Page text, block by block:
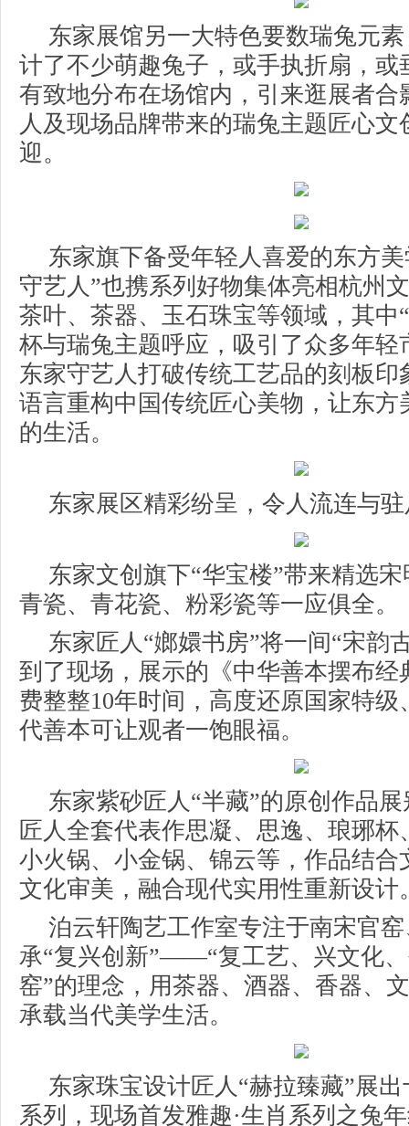
东家展馆另一大特色要数瑞兔元
计了不少萌趣兔子，或手执折扇，或
有致地分布在场馆内，引来逛展者合
人及现场品牌带来的瑞兔主题匠心文
迎。
东家旗下备受年轻人喜爱的东方
守艺人”也携系列好物集体亮相杭州
茶叶、茶器、玉石珠宝等领域，其中
杯与瑞兔主题呼应，吸引了众多年轻
东家守艺人打破传统工艺品的刻板印
语言重构中国传统匠心美物，让东方
的生活。
东家展区精彩纷呈，令人流连与
东家文创旗下“华宝楼”带来精选
青瓷、青花瓷、粉彩瓷等一应俱全。
东家匠人“嫏嬛书房”将一间“宋韵
到了现场，展示的《中华善本摆布经
费整整10年时间，高度还原国家特级
代善本可让观者一饱眼福。
东家紫砂匠人“半藏”的原创作品
匠人全套代表作思凝、思逸、琅琊杯
小火锅、小金锅、锦云等，作品结合
文化审美，融合现代实用性重新设计
泊云轩陶艺工作室专注于南宋官
承“复兴创新”——“复工艺、兴文化
窑”的理念，用茶器、酒器、香器、
承载当代美学生活。
东家珠宝设计匠人“赫拉臻藏”展
系列，现场首发雅趣·生肖系列之兔